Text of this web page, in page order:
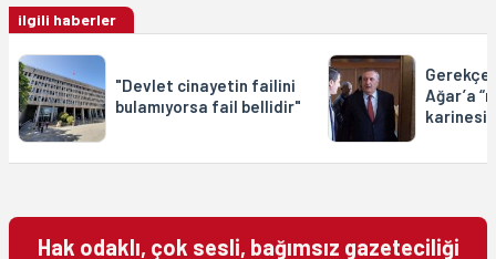
ilgili haberler
"Devlet cinayetin failini
bulamıyorsa fail bellidir"
Ağar’a
Hak odaklı, çok sesli, bağımsız gazeteciliği